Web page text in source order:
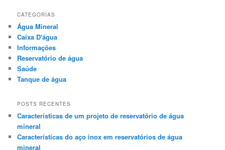
CATEGORIAS
Água Mineral
Caixa D'água
Informações
Reservatório de água
Saúde
Tanque de água
POSTS RECENTES
Características de um projeto de reservatório de água
mineral
Características do aço inox em reservatórios de água
mineral